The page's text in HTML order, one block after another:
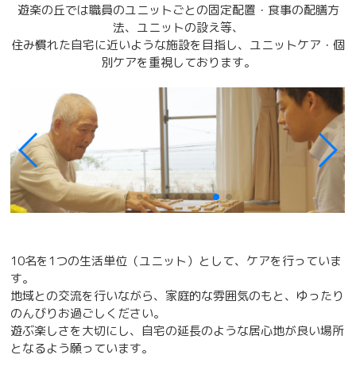
遊楽の丘では職員のユニットごとの固定配置・食事の配膳方
法、ユニットの設え等、
住み慣れた自宅に近いような施設を目指し、ユニットケア・個
別ケアを重視しております。
10名を1つの生活単位（ユニット）として、ケアを行っていま
す。
地域との交流を行いながら、家庭的な雰囲気のもと、ゆったり
のんびりお過ごしください。
遊ぶ楽しさを大切にし、自宅の延長のような居心地が良い場所
となるよう願っています。